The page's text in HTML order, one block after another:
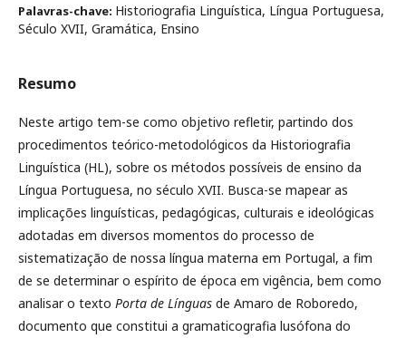
Palavras-chave: Historiografia Linguística, Língua Portuguesa,
Século XVII, Gramática, Ensino
Resumo
Neste artigo tem-se como objetivo refletir, partindo dos
procedimentos teórico-metodológicos da Historiografia
Linguística (HL), sobre os métodos possíveis de ensino da
Língua Portuguesa, no século XVII. Busca-se mapear as
implicações linguísticas, pedagógicas, culturais e ideológicas
adotadas em diversos momentos do processo de
sistematização de nossa língua materna em Portugal, a fim
de se determinar o espírito de época em vigência, bem como
analisar o texto Porta de Línguas de Amaro de Roboredo,
documento que constitui a gramaticografia lusófona do